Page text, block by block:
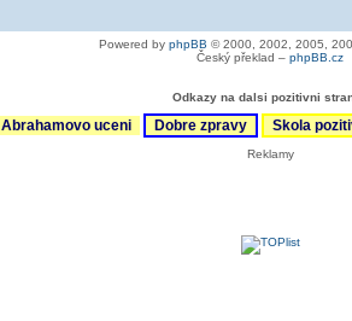
Powered by phpBB © 2000, 2002, 2005,
Český překlad – phpBB.cz
Odkazy na dalsi pozitivni
Abrahamovo uceni Dobre zpravy Skola
Reklamy